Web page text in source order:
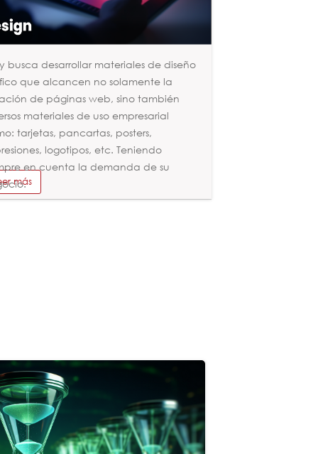
busca desarrollar materiales de diseño
que alcancen no solamente la
de páginas web, sino también
materiales de uso empresarial
tarjetas, pancartas, posters,
logotipos, etc. Teniendo
en cuenta la demanda de su
más